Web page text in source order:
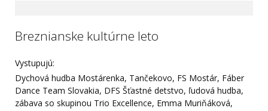
Breznianske kultúrne leto
Vystupujú:
Dychová hudba Mostárenka, Tančekovo, FS Mostár, Fáber
Dance Team Slovakia, DFS Šťastné detstvo, ľudová hudba,
zábava so skupinou Trio Excellence, Emma Muriňáková,